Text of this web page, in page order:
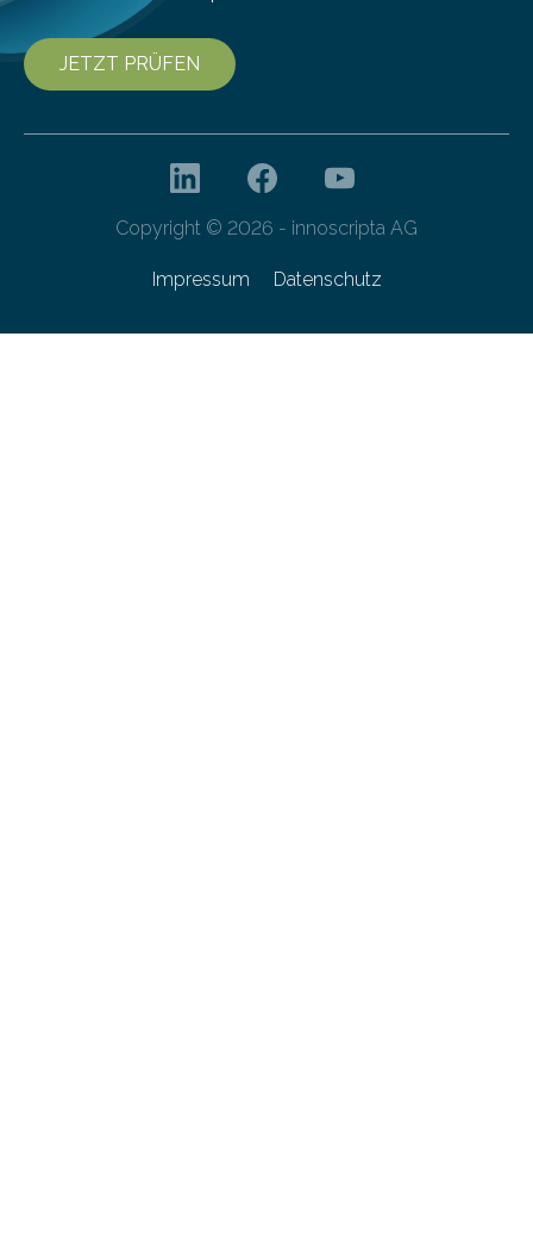
JETZT PRÜFEN
Copyright © 2026 - innoscripta AG
Impressum Datenschutz